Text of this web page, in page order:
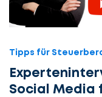
Tipps für
Social Media